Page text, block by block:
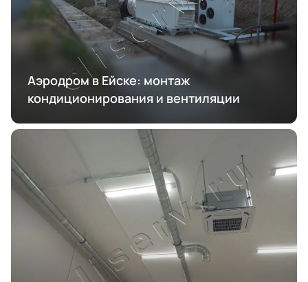
Аэродром в Ейске: монтаж
кондиционирования и вентиляции